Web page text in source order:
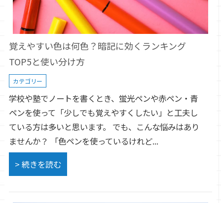
覚えやすい色は何色？暗記に効くランキング
TOP5と使い分け方
カテゴリー
学校や塾でノートを書くとき、蛍光ペンや赤ペン・青
ペンを使って「少しでも覚えやすくしたい」と工夫し
ている方は多いと思います。 でも、こんな悩みはあり
ませんか？ 「色ペンを使っているけれど...
> 続きを読む